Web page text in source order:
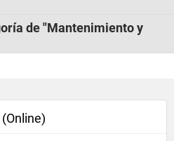
de "Mantenimiento y